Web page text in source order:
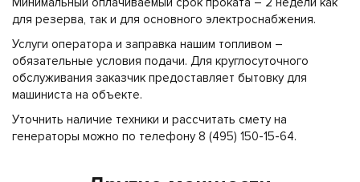
для резерва, так и для основного электроснабжения.
Услуги оператора и заправка нашим топливом –
обязательные условия подачи. Для круглосуточного
обслуживания заказчик предоставляет бытовку для
машиниста на объекте.
Уточнить наличие техники и рассчитать смету на
генераторы можно по телефону 8 (495) 150-15-64.